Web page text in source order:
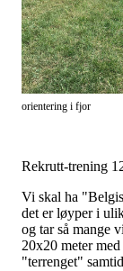
orientering i fjor
Rekrutt-trening
Vi skal ha
det er løyper i
og tar så mange
20x20 meter
"terrenget"